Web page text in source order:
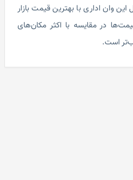
وان اداری با بهترین قیمت بازار
در مقایسه با اکثر مکان‌های
است.